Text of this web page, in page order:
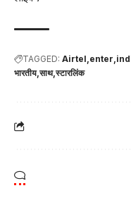
TAGGED: Airtel enter
भारतीय साथ स्टारलिंक